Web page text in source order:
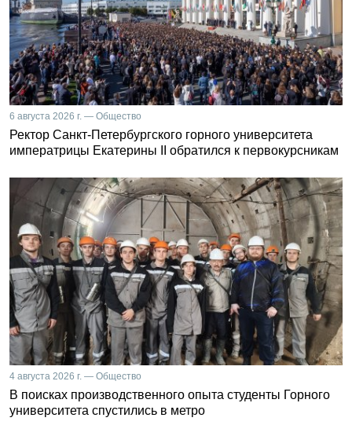
6 августа 2026 г. — Общество
Ректор Санкт-Петербургского горного университета
императрицы Екатерины II обратился к первокурсникам
4 августа 2026 г. — Общество
В поисках производственного опыта студенты Горного
университета спустились в метро